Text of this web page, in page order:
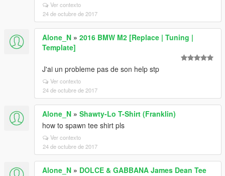
Ver contexto
24 de octubre de 2017
Alone_N » 2016 BMW M2 [Replace | Tuning |
Template]
J'ai un probleme pas de son help stp
Ver contexto
24 de octubre de 2017
Alone_N » Shawty-Lo T-Shirt (Franklin)
how to spawn tee shirt pls
Ver contexto
24 de octubre de 2017
Alone_N » DOLCE & GABBANA James Dean Tee